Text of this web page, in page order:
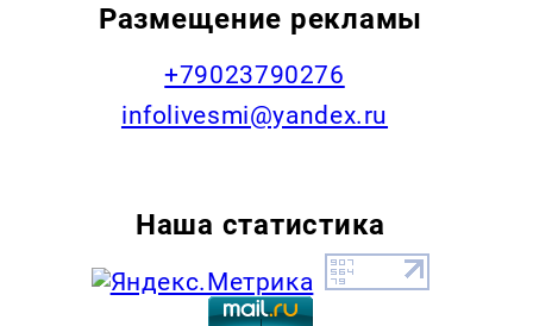
Размещение рекламы
+79023790276
infolivesmi@yandex.ru
Наша статистика